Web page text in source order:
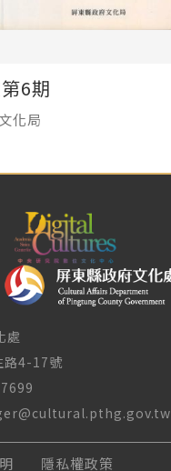
6期
化局
處
路4-17號
隱私權政策